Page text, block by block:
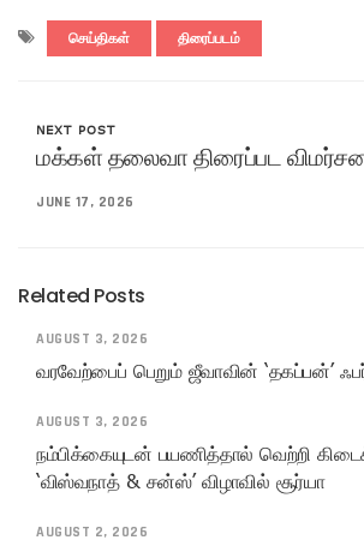
செய்திகள் திரைப்படம்
NEXT POST
மக்கள் தலைவா திரைப்பட
JUNE 17, 2026
Related Posts
AUGUST 3, 2026
வரவேற்பைப் பெறும் ஜீவாவின் ‘தகப்பன்’
AUGUST 3, 2026
நம்பிக்கையுடன் பயணித்தால் வெற்றி
‘விஸ்வநாத் & சன்ஸ்’ விழாவில் சூர்யா
AUGUST 2, 2026